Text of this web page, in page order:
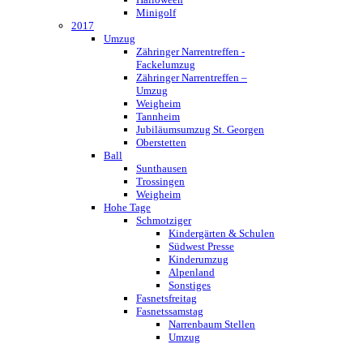
Minigolf
2017
Umzug
Zähringer Narrentreffen -
Fackelumzug
Zähringer Narrentreffen –
Umzug
Weigheim
Tannheim
Jubiläumsumzug St. Georgen
Oberstetten
Ball
Sunthausen
Trossingen
Weigheim
Hohe Tage
Schmotziger
Kindergärten & Schulen
Südwest Presse
Kinderumzug
Alpenland
Sonstiges
Fasnetsfreitag
Fasnetssamstag
Narrenbaum Stellen
Umzug